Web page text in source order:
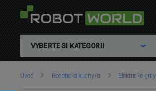
VYBERTE SI KATEGORII
Nachádzate
Úvod Robotická kuchyňa Elektrické grily